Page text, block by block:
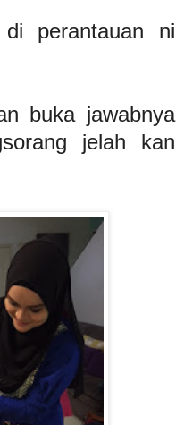
perantauan ni
buka jawabnya
jelah kan